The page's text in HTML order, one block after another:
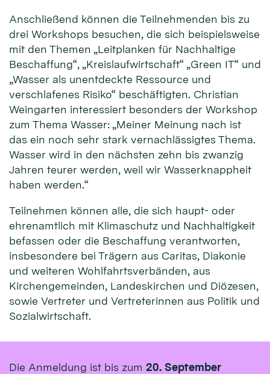
Anschließend können die Teilnehmenden bis zu
drei Workshops besuchen, die sich beispielsweise
mit den Themen „Leitplanken für Nachhaltige
Beschaffung“, „Kreislaufwirtschaft“ „Green IT“ und
„Wasser als unentdeckte Ressource und
verschlafenes Risiko“ beschäftigten. Christian
Weingarten interessiert besonders der Workshop
zum Thema Wasser: „Meiner Meinung nach ist
das ein noch sehr stark vernachlässigtes Thema.
Wasser wird in den nächsten zehn bis zwanzig
Jahren teurer werden, weil wir Wasserknappheit
haben werden.“
Teilnehmen können alle, die sich haupt- oder
ehrenamtlich mit Klimaschutz und Nachhaltigkeit
befassen oder die Beschaffung verantworten,
insbesondere bei Trägern aus Caritas, Diakonie
und weiteren Wohlfahrtsverbänden, aus
Kirchengemeinden, Landeskirchen und Diözesen,
sowie Vertreter und Vertreterinnen aus Politik und
Sozialwirtschaft.
Die Anmeldung ist bis zum 20. September